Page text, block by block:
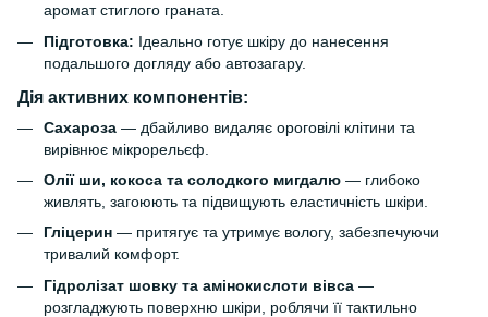
аромат стиглого граната.
Підготовка: Ідеально готує шкіру до нанесення
подальшого догляду або автозагару.
Дія активних компонентів:
Сахароза — дбайливо видаляє ороговілі клітини та
вирівнює мікрорельєф.
Олії ши, кокоса та солодкого мигдалю — глибоко
живлять, загоюють та підвищують еластичність шкіри.
Гліцерин — притягує та утримує вологу, забезпечуючи
тривалий комфорт.
Гідролізат шовку та амінокислоти вівса —
розгладжують поверхню шкіри, роблячи її тактильно